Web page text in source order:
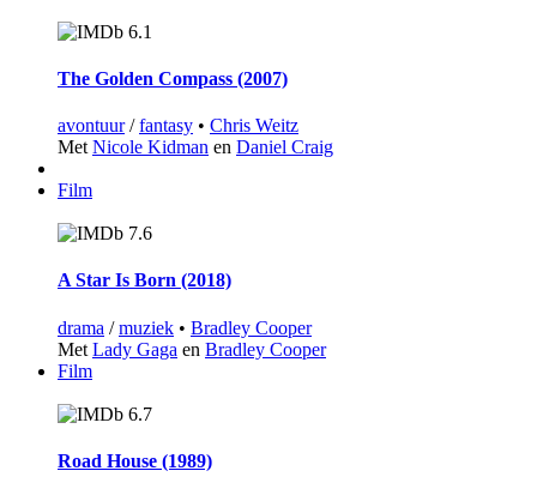
6.1
The Golden Compass (2007)
avontuur/fantasy • Chris Weitz
Met Nicole Kidman en Daniel Craig
Film
7.6
A Star Is Born (2018)
drama /muziek • Bradley Cooper
Met Lady Gaga en Bradley Cooper
Film
6.7
Road House (1989)